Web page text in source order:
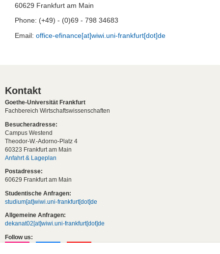
60629 Frankfurt am Main
Phone: (+49) - (0)69 - 798 34683
Email: office-efinance[at]wiwi.uni-frankfurt[dot]de
Kontakt
Goethe-Universität Frankfurt
Fachbereich Wirtschaftswissenschaften
Besucheradresse:
Campus Westend
Theodor-W.-Adorno-Platz 4
60323 Frankfurt am Main
Anfahrt & Lageplan
Postadresse:
60629 Frankfurt am Main
Studentische Anfragen:
studium[at]wiwi.uni-frankfurt[dot]de
Allgemeine Anfragen:
dekanat02[at]wiwi.uni-frankfurt[dot]de
Follow us: